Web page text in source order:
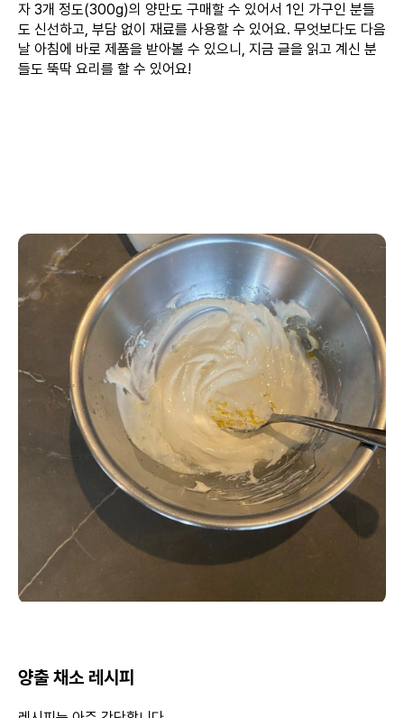
자 3개 정도(300g)의 양만도 구매할 수 있어서 1인 가구인 분들
도 신선하고, 부담 없이 재료를 사용할 수 있어요. 무엇보다도 다음
날 아침에 바로 제품을 받아볼 수 있으니, 지금 글을 읽고 계신 분
들도 뚝딱 요리를 할 수 있어요!
양출 채소 레시피